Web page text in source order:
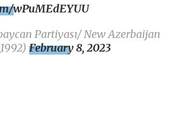
wPuMEdEYUU
Partiyası/ New Azerbaijan
February 8, 2023